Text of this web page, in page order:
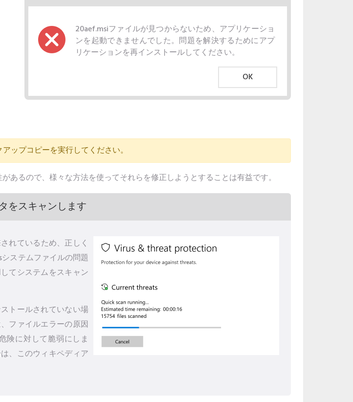
20aef.msiファイルが見つからないため、アプリケーショ
ンを起動できませんでした。問題を解決するためにアプ
リケーションを再インストールしてください。
OK
ップコピーを実行してください。
るので、様々な方法を使ってそれらを修正しようとすることは有益です。
をスキャンします
れているため、正しく
ステムファイルの問題
てシステムをスキャン
トールされていない場
ファイルエラーの原因
険に対して脆弱にしま
、このウィキペディア